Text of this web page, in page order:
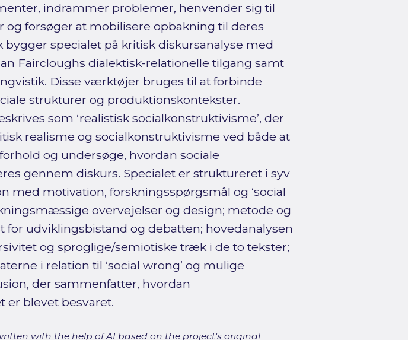
indrammer problemer, henvender sig til
forsøger at mobilisere opbakning til deres
bygger specialet på kritisk diskursanalyse med
Faircloughs dialektisk-relationelle tilgang samt
Disse værktøjer bruges til at forbinde
strukturer og produktionskontekster.
som ‘realistisk socialkonstruktivisme’, der
realisme og socialkonstruktivisme ved både at
og undersøge, hvordan sociale
gennem diskurs. Specialet er struktureret i syv
med motivation, forskningsspørgsmål og ‘social
overvejelser og design; metode og
for udviklingsbistand og debatten; hovedanalysen
og sproglige/semiotiske træk i de to tekster;
i relation til ‘social wrong’ og mulige
der sammenfatter, hvordan
er blevet besvaret.
with the help of AI based on the project's original